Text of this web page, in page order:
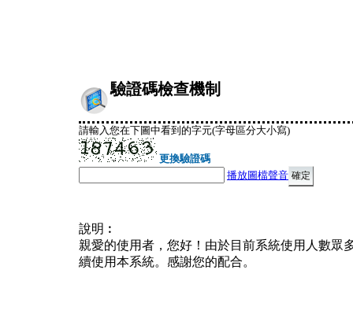
驗證碼檢查機制
請輸入您在下圖中看到的字元(字母區分大小寫)
更換驗證碼
播放圖檔聲音
說明︰
親愛的使用者，您好！由於目前系統使用人數眾
續使用本系統。感謝您的配合。